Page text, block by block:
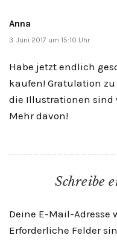
Anna
3. Juni 2017 um 15:10 Uhr
Habe jetzt endlich
kaufen! Gratulation
die Illustrationen
Mehr davon!
Schreibe
Deine E-Mail-
Erforderliche Felder